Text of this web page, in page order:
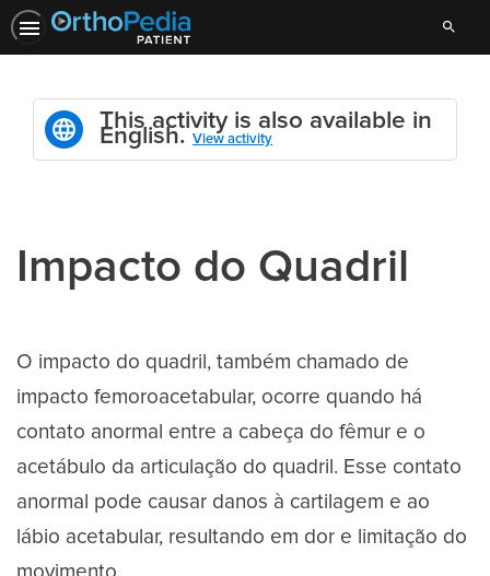
Search
This activity is also available in
English.View activity
Impacto do Quadril
O impacto do quadril, também chamado de
impacto femoroacetabular, ocorre quando há
contato anormal entre a cabeça do fêmur e o
acetábulo da articulação do quadril. Esse contato
anormal pode causar danos à cartilagem e ao
lábio acetabular, resultando em dor e limitação do